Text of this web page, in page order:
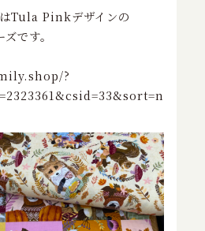
引に基づく表記
Tula Pinkデザインの
です。
?